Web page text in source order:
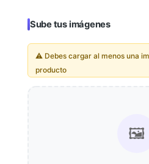
Sube tus imágenes
⚠️ Debes cargar al menos una
producto
🖼️